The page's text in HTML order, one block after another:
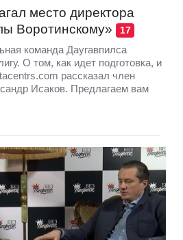
место директора
Воротинскому»
17
команда Даугавпилса
О том, как идет подготовка, и
рассказал член
Исаков. Предлагаем вам